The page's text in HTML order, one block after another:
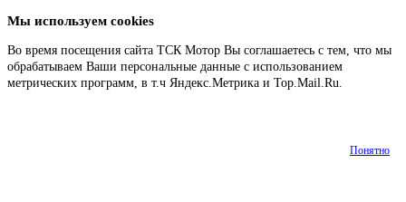
Мы используем cookies
Во время посещения сайта ТСК Мотор Вы соглашаетесь с тем, что мы
обрабатываем Ваши персональные данные с использованием
метрических программ, в т.ч Яндекс.Метрика и Top.Mail.Ru.
Понятно